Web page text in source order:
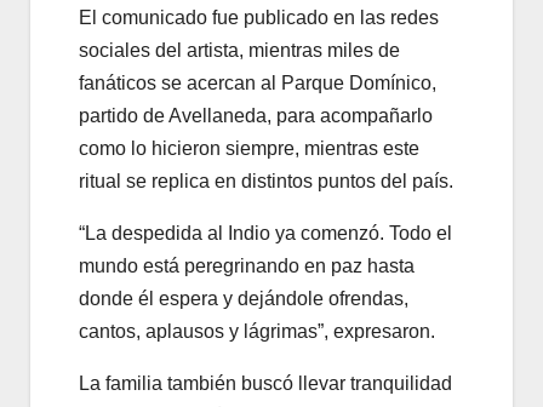
El comunicado fue publicado en las redes
sociales del artista, mientras miles de
fanáticos se acercan al Parque Domínico,
partido de Avellaneda, para acompañarlo
como lo hicieron siempre, mientras este
ritual se replica en distintos puntos del país.
“La despedida al Indio ya comenzó. Todo el
mundo está peregrinando en paz hasta
donde él espera y dejándole ofrendas,
cantos, aplausos y lágrimas”, expresaron.
La familia también buscó llevar tranquilidad